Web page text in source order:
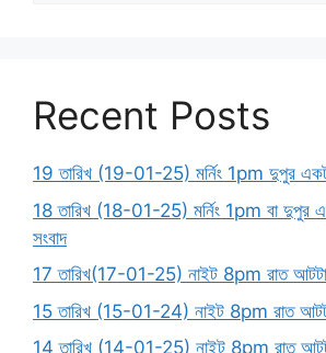
Recent Posts
19 তারিখ (19-01-25) মর্নিং 1pm দুপুর একটা
18 তারিখ (18-01-25) মর্নিং 1pm বা দুপুর
সংবাদ
17 তারিখ(17-01-25) নাইট 8pm রাত আটটার
15 তারিখ (15-01-24) নাইট 8pm রাত আটটা
14 তারিখ (14-01-25) নাইট 8pm রাত আটটার